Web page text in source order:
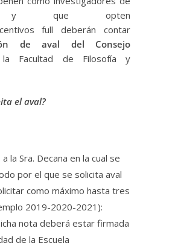
y que opten
full deberán contar
de aval del Consejo
Facultad de Filosofía y
el aval?
la Sra. Decana en la cual se
por el que se solicita aval
como máximo hasta tres
2019-2020-2021):
nota deberá estar firmada
de la Escuela